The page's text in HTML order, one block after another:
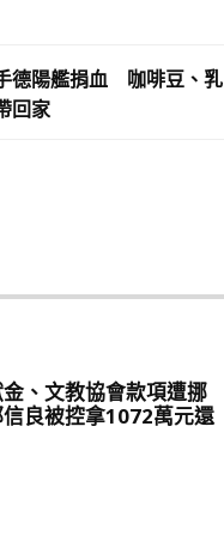
德陽艦捐血 咖啡豆、乳
回家